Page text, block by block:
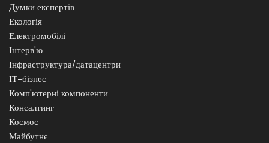
Думки експертів
Екологія
Електромобілі
Інтерв'ю
Інфраструктура/датацентри
ІТ-бізнес
Комп'ютерні компоненти
Консалтинг
Космос
Майбутнє